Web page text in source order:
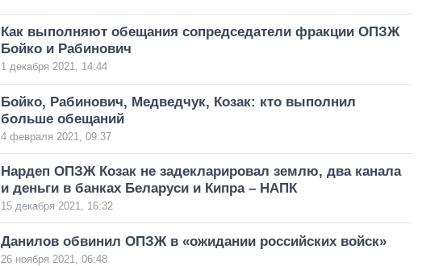
Как выполняют обещания сопредседатели фракции ОПЗЖ
Бойко и Рабинович
1 декабря 2021, 14:44
Бойко, Рабинович, Медведчук, Козак: кто выполнил
больше обещаний
4 февраля 2021, 09:37
Нардеп ОПЗЖ Козак не задекларировал землю, два канала
и деньги в банках Беларуси и Кипра – НАПК
15 декабря 2021, 16:32
Данилов обвинил ОПЗЖ в «ожидании российских войск»
26 ноября 2021, 06:48